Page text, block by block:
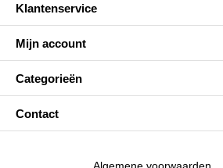
Klantenservice
Mijn account
Categorieën
Contact